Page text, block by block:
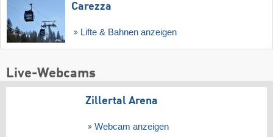
Carezza
Lifte & Bahnen anzeigen
Live-Webcams
Zillertal Arena
Webcam anzeigen